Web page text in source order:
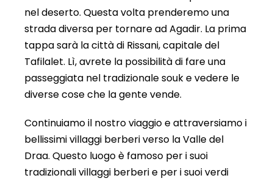
nel deserto. Questa volta prenderemo una
strada diversa per tornare ad Agadir. La prima
tappa sarà la città di Rissani, capitale del
Tafilalet. Lì, avrete la possibilità di fare una
passeggiata nel tradizionale souk e vedere le
diverse cose che la gente vende.
Continuiamo il nostro viaggio e attraversiamo i
bellissimi villaggi berberi verso la Valle del
Draa. Questo luogo è famoso per i suoi
tradizionali villaggi berberi e per i suoi verdi